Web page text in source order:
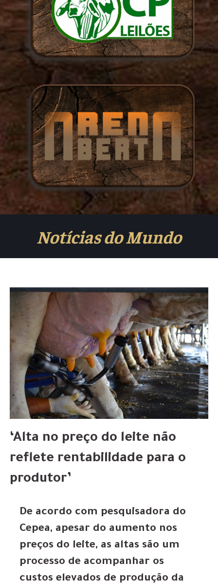
Notícias do Mundo
‘Alta no preço do leite não
reflete rentabilidade para o
produtor’
De acordo com pesquisadora do
Cepea, apesar do aumento nos
preços do leite, as altas são um
processo de acompanhar os
custos elevados de produção da